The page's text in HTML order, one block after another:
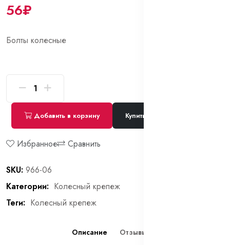
56₽
Болты колесные
Добавить в корзину Купить сейчас
Избранное Сравнить
SKU: 966-06
Категории: Колесный крепеж
Теги: Колесный крепеж
Описание Отзывы (0)